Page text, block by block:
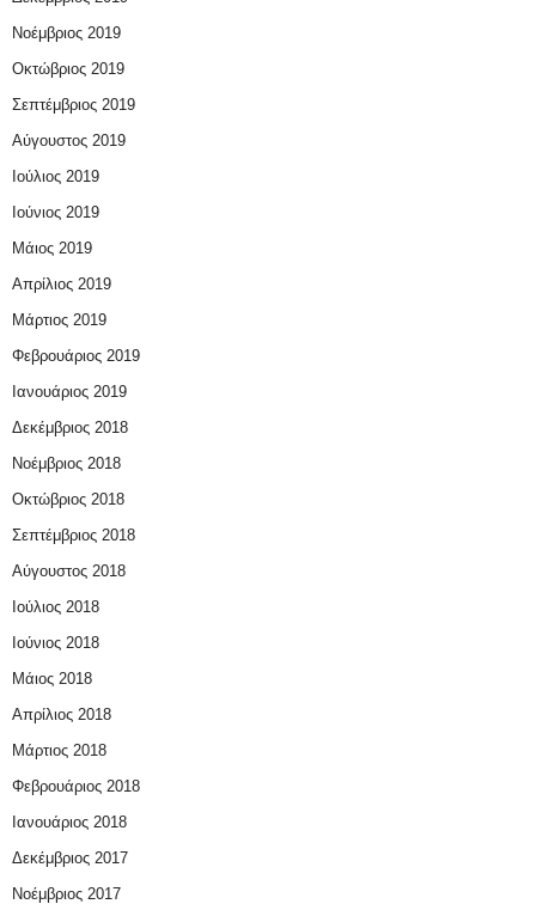
Νοέμβριος 2019
Οκτώβριος 2019
Σεπτέμβριος 2019
Αύγουστος 2019
Ιούλιος 2019
Ιούνιος 2019
Μάιος 2019
Απρίλιος 2019
Μάρτιος 2019
Φεβρουάριος 2019
Ιανουάριος 2019
Δεκέμβριος 2018
Νοέμβριος 2018
Οκτώβριος 2018
Σεπτέμβριος 2018
Αύγουστος 2018
Ιούλιος 2018
Ιούνιος 2018
Μάιος 2018
Απρίλιος 2018
Μάρτιος 2018
Φεβρουάριος 2018
Ιανουάριος 2018
Δεκέμβριος 2017
Νοέμβριος 2017